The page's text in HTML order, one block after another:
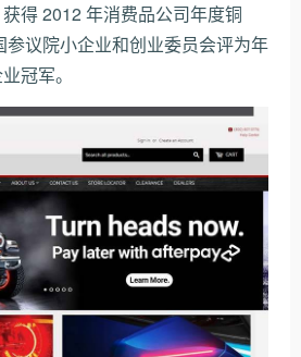
得 2012 年消费品公司年度铜
参议院小企业和创业委员会评为年
冠军。